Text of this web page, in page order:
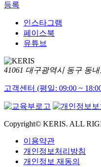
등록
인스타그램
페이스북
유튜브
41061 대구광역시 동구 동
고객센터 (평일: 09:00 ~
Copyright© KERIS. ALL
이용약관
개인정보처리방침
개인정보 재동의